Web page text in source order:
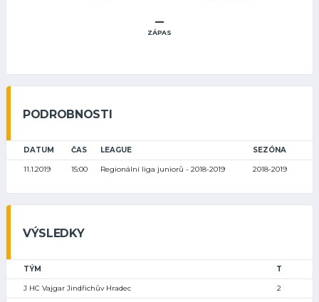
–
ZÁPAS
PODROBNOSTI
DATUM ČAS LEAGUE SEZÓNA
11.1.2019 15:00 Regionální liga juniorů - 2018-2019 2018-2019
VÝSLEDKY
TÝM T
J HC Vajgar Jindřichův Hradec 2